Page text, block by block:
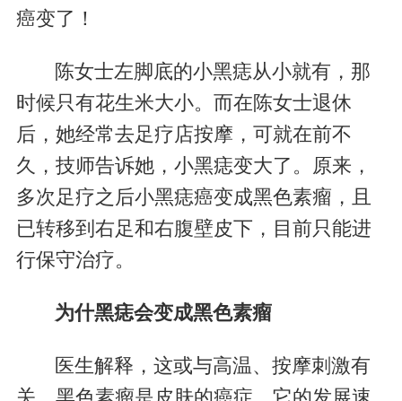
癌变了！
陈女士左脚底的小黑痣从小就有，那
时候只有花生米大小。而在陈女士退休
后，她经常去足疗店按摩，可就在前不
久，技师告诉她，小黑痣变大了。原来，
多次足疗之后小黑痣癌变成黑色素瘤，且
已转移到右足和右腹壁皮下，目前只能进
行保守治疗。
为什黑痣会变成黑色素瘤
医生解释，这或与高温、按摩刺激有